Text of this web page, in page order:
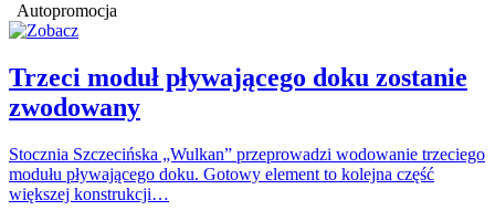
Autopromocja
Trzeci moduł pływającego doku zostanie
zwodowany
Stocznia Szczecińska „Wulkan” przeprowadzi wodowanie trzeciego
modułu pływającego doku. Gotowy element to kolejna część
większej konstrukcji…